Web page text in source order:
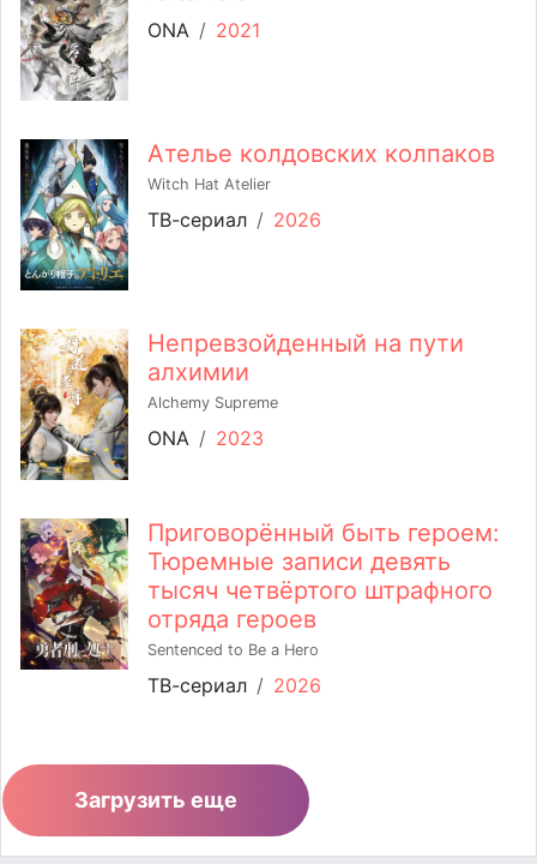
ONA / 2021
Ателье колдовских колпаков
Witch Hat Atelier
ТВ-сериал / 2026
Непревзойденный на пути
алхимии
Alchemy Supreme
ONA / 2023
Приговорённый быть героем:
Тюремные записи девять
тысяч четвёртого штрафного
отряда героев
Sentenced to Be a Hero
ТВ-сериал / 2026
Загрузить еще